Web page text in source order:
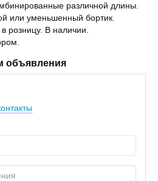
различной длины.
или уменьшенный бортик.
розницу. В наличии.
объявления